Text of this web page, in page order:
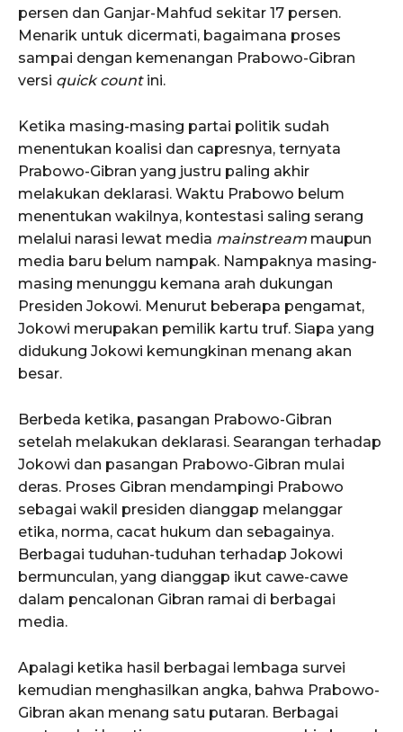
persen dan Ganjar-Mahfud sekitar 17 persen.
Menarik untuk dicermati, bagaimana proses
sampai dengan kemenangan Prabowo-Gibran
versi quick countini.
Ketika masing-masing partai politik sudah
menentukan koalisi dan capresnya, ternyata
Prabowo-Gibran yang justru paling akhir
melakukan deklarasi. Waktu Prabowo belum
menentukan wakilnya, kontestasi saling serang
melalui narasi lewat media mainstream maupun
media baru belum nampak. Nampaknya masing-
masing menunggu kemana arah dukungan
Presiden Jokowi. Menurut beberapa pengamat,
Jokowi merupakan pemilik kartu truf. Siapa yang
didukung Jokowi kemungkinan menang akan
besar.
Berbeda ketika, pasangan Prabowo-Gibran
setelah melakukan deklarasi. Searangan terhadap
Jokowi dan pasangan Prabowo-Gibran mulai
deras. Proses Gibran mendampingi Prabowo
sebagai wakil presiden dianggap melanggar
etika, norma, cacat hukum dan sebagainya.
Berbagai tuduhan-tuduhan terhadap Jokowi
bermunculan, yang dianggap ikut cawe-cawe
dalam pencalonan Gibran ramai di berbagai
media.
Apalagi ketika hasil berbagai lembaga survei
kemudian menghasilkan angka, bahwa Prabowo-
Gibran akan menang satu putaran. Berbagai